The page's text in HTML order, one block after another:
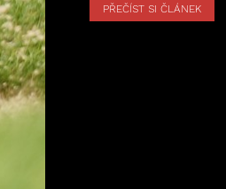
PŘEČÍST SI ČLÁNEK